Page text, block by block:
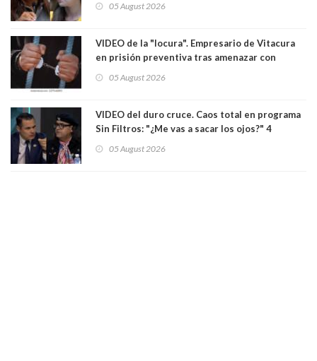
senadoras Camila Flores y Fabiola Campillai en
05 August 2026
VIDEO de la "locura". Empresario de Vitacura
en prisión preventiva tras amenazar con
Los persiguió en potente camioneta
05 August 2026
VIDEO del duro cruce. Caos total en programa
Sin Filtros: "¿Me vas a sacar los ojos?" 4
excarabinero que dejó ciego a Gustavo Gatica:
05 August 2026